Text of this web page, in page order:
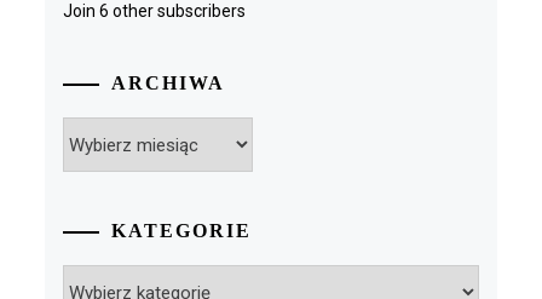
Join 6 other subscribers
ARCHIWA
KATEGORIE